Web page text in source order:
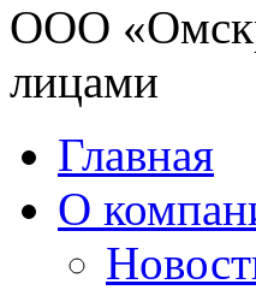
ООО
лицами
Главная
О